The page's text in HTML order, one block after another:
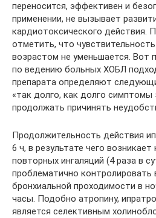
переносится, эффективен и
применении, не вызывает
кардиотоксического действия.
отметить, что
возрастом не уменьшается. Вот
по ведению больных ХОБЛ
препарата определяют
«так долго, как долго симптомы
продолжать причинять
Продолжительность действия
6 ч, в результате чего
повторных ингаляций (4 раза в
проблематично
бронхиальной проходимости в
часы. Подобно атропину,
является селективным